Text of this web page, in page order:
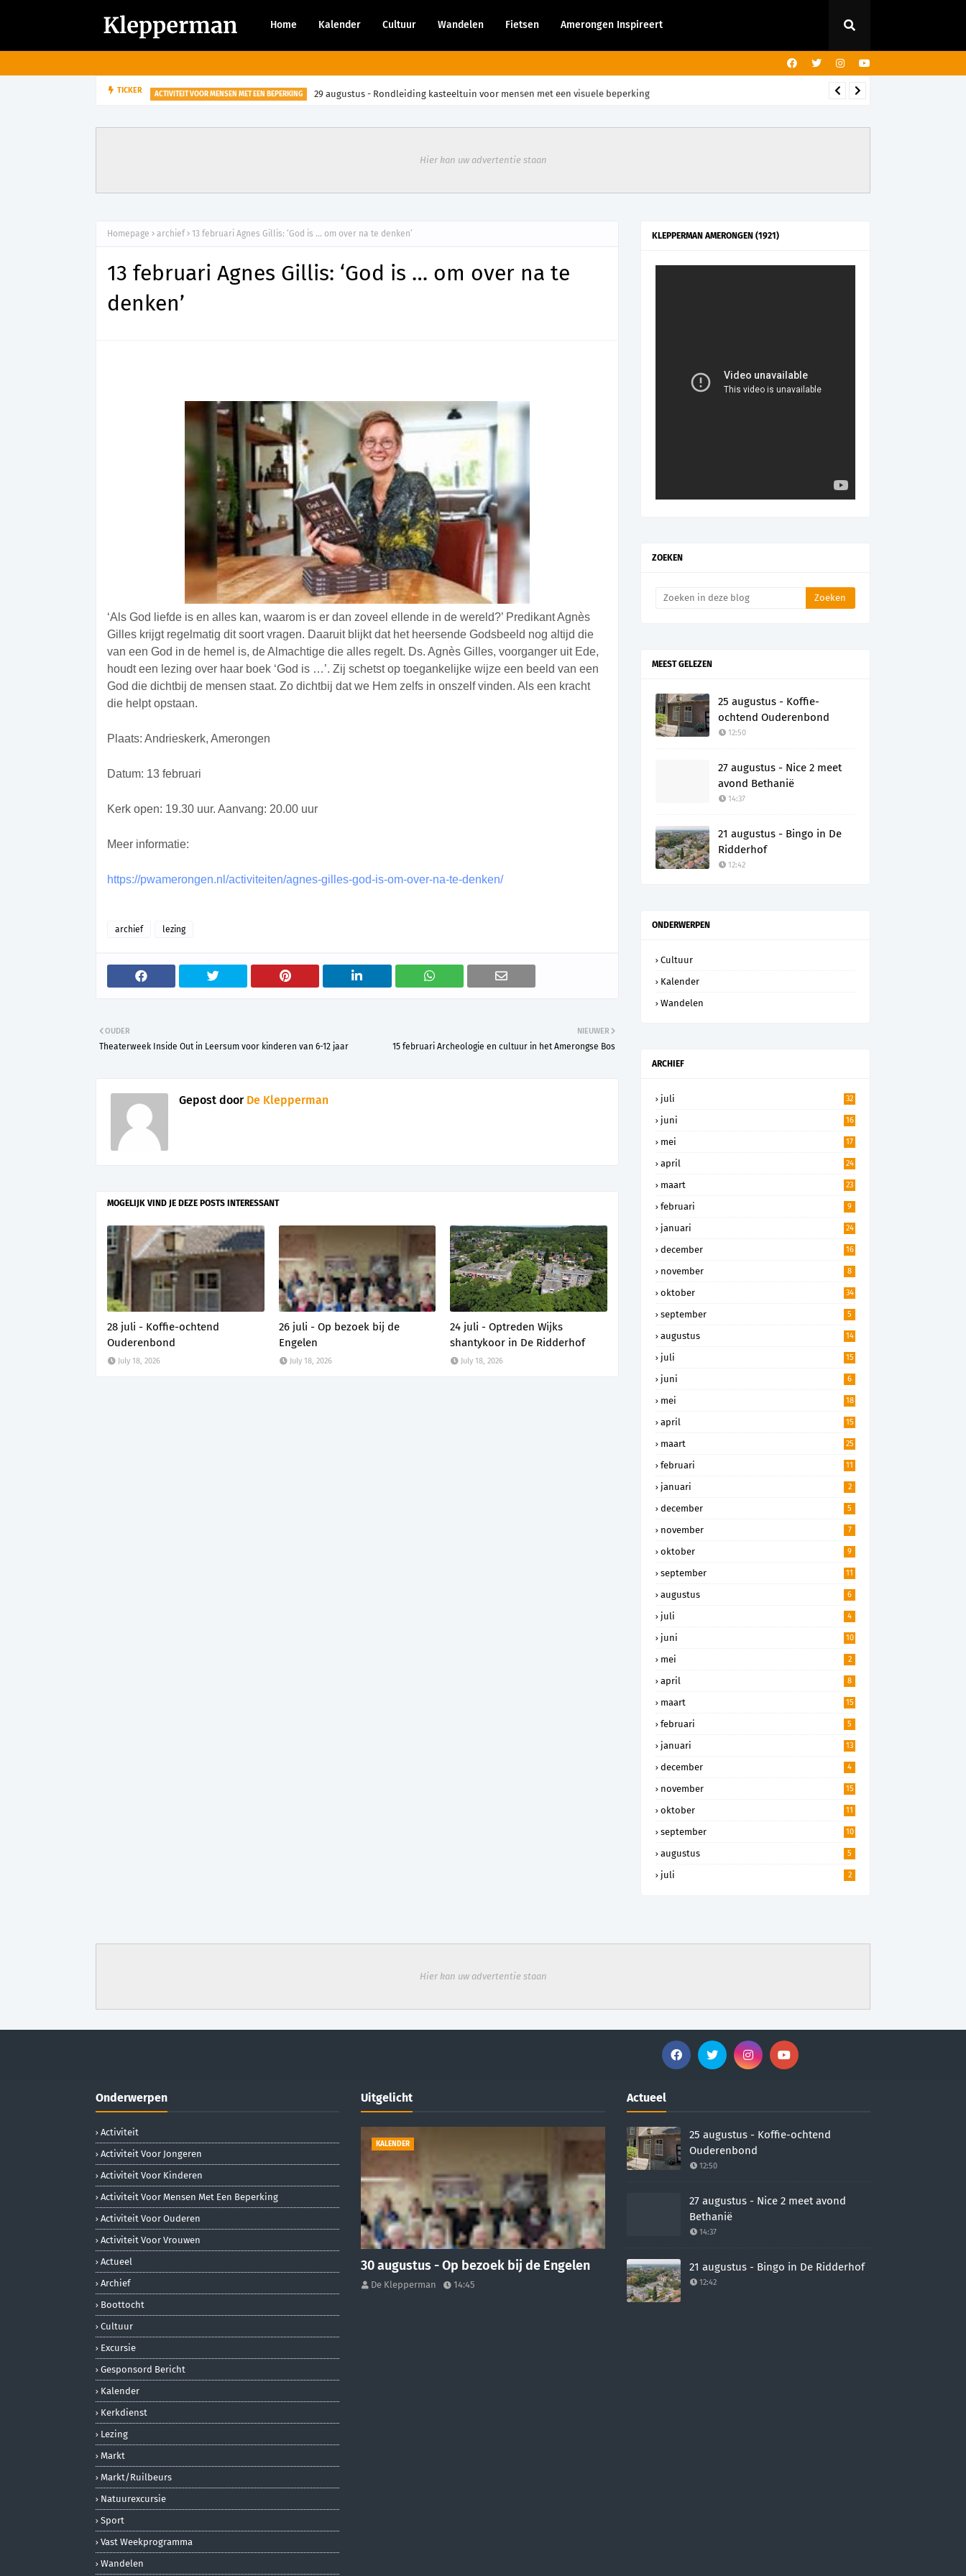
Home Kalender Cultuur Wandelen Fietsen Amerongen Inspireert
TICKER ACTIVITEIT VOOR MENSEN MET EEN BEPERKING 29 augustus - Rondleiding kasteeltuin voor mensen met een visuele beperking
Hier kan uw advertentie staan
Homepage archief 13 februari Agnes Gillis: ‘God is … om over na te denken’
13 februari Agnes Gillis: ‘God is … om over na te
denken’
‘Als God liefde is en alles kan, waarom is er dan zoveel ellende in de wereld?’ Predikant Agnès
Gilles krijgt regelmatig dit soort vragen. Daaruit blijkt dat het heersende Godsbeeld nog altijd die
van een God in de hemel is, de Almachtige die alles regelt. Ds. Agnès Gilles, voorganger uit Ede,
houdt een lezing over haar boek ‘God is …’. Zij schetst op toegankelijke wijze een beeld van een
God die dichtbij de mensen staat. Zo dichtbij dat we Hem zelfs in onszelf vinden. Als een kracht
die helpt opstaan.
Plaats: Andrieskerk, Amerongen
Datum: 13 februari
Kerk open: 19.30 uur. Aanvang: 20.00 uur
Meer informatie:
https://pwamerongen.nl/activiteiten/agnes-gilles-god-is-om-over-na-te-denken/
archief lezing
NIEUWER
15 februari Archeologie en cultuur in het Amerongse Bos
OUDER
Theaterweek Inside Out in Leersum voor kinderen van 6-12 jaar
Gepost doorDe Klepperman
MOGELIJK VIND JE DEZE POSTS INTERESSANT
28 juli - Koffie-ochtend
Ouderenbond
July 18, 2026
26 juli - Op bezoek bij de
Engelen
July 18, 2026
24 juli - Optreden Wijks
shantykoor in De Ridderhof
July 18, 2026
KLEPPERMAN AMERONGEN (1921)
ZOEKEN
MEEST GELEZEN
25 augustus - Koffie-
ochtend Ouderenbond
12:50
27 augustus - Nice 2 meet
avond Bethanië
14:37
21 augustus - Bingo in De
Ridderhof
12:42
ONDERWERPEN
Cultuur
Kalender
Wandelen
ARCHIEF
juli 32
juni 16
mei 17
april 24
maart 23
februari 9
januari 24
december 16
november 8
oktober 34
september 5
augustus 14
juli 15
juni 6
mei 18
april 15
maart 25
februari 11
januari 2
december 5
november 7
oktober 9
september 11
augustus 6
juli 4
juni 10
mei 2
april 8
maart 15
februari 5
januari 13
december 4
november 15
oktober 11
september 10
augustus 5
juli 2
Hier kan uw advertentie staan
Onderwerpen
Activiteit
Activiteit Voor Jongeren
Activiteit Voor Kinderen
Activiteit Voor Mensen Met Een Beperking
Activiteit Voor Ouderen
Activiteit Voor Vrouwen
Actueel
Archief
Boottocht
Cultuur
Excursie
Gesponsord Bericht
Kalender
Kerkdienst
Lezing
Markt
Markt/ruilbeurs
Natuurexcursie
Sport
Vast Weekprogramma
Wandelen
Uitgelicht
KALENDER
30 augustus - Op bezoek bij de Engelen
De Klepperman 14:45
Actueel
25 augustus - Koffie-ochtend
Ouderenbond
12:50
27 augustus - Nice 2 meet avond
Bethanië
14:37
21 augustus - Bingo in De Ridderhof
12:42